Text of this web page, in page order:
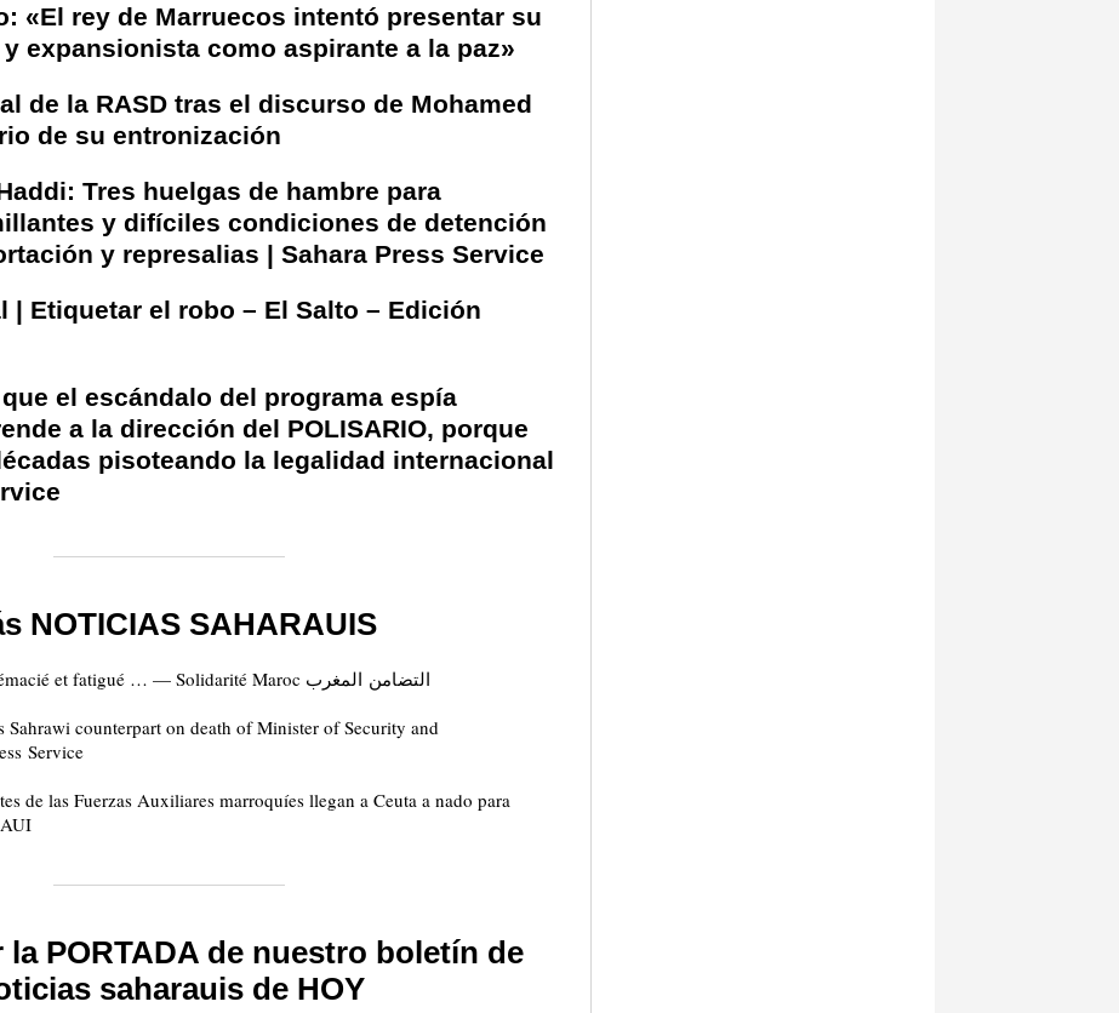
«El rey de Marruecos intentó presentar su
expansionista como aspirante a la paz»
de la RASD tras el discurso de Mohamed
de su entronización
Tres huelgas de hambre para
y difíciles condiciones de detención
y represalias | Sahara Press Service
| Etiquetar el robo – El Salto – Edición
el escándalo del programa espía
a la dirección del POLISARIO, porque
pisoteando la legalidad internacional
NOTICIAS SAHARAUIS
Le roi M6 visiblement pâle, émacié et fatigué … — Solidarité Maroc التضامن المغرب
Sahrawi counterpart on death of Minister of Security and
Service
de las Fuerzas Auxiliares marroquíes llegan a Ceuta a nado para
la PORTADA de nuestro boletín de
saharauis de HOY